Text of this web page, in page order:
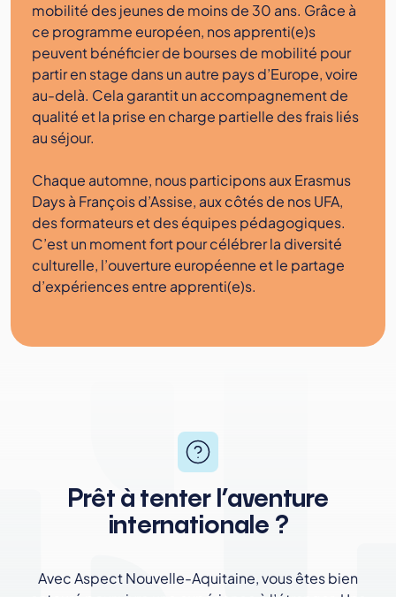
mobilité des jeunes de moins de 30 ans. Grâce à
ce programme européen, nos apprenti(e)s
peuvent bénéficier de bourses de mobilité pour
partir en stage dans un autre pays d’Europe, voire
au-delà. Cela garantit un accompagnement de
qualité et la prise en charge partielle des frais liés
au séjour.
Chaque automne, nous participons aux Erasmus
Days à François d’Assise, aux côtés de nos UFA,
des formateurs et des équipes pédagogiques.
C’est un moment fort pour célébrer la diversité
culturelle, l’ouverture européenne et le partage
d’expériences entre apprenti(e)s.
Prêt à tenter l’aventure
internationale ?
Avec Aspect Nouvelle-Aquitaine, vous êtes bien